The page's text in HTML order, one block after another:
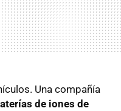
Una compañía
de iones de